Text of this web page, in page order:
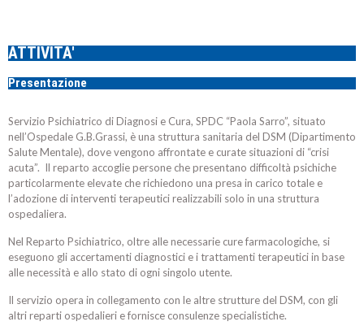
ATTIVITA'
Presentazione
Servizio Psichiatrico di Diagnosi e Cura, SPDC “Paola Sarro”, situato
nell’Ospedale G.B.Grassi, è una struttura sanitaria del DSM (Dipartimento
Salute Mentale), dove vengono affrontate e curate situazioni di “crisi
acuta”. Il reparto accoglie persone che presentano difficoltà psichiche
particolarmente elevate che richiedono una presa in carico totale e
l’adozione di interventi terapeutici realizzabili solo in una struttura
ospedaliera.
Nel Reparto Psichiatrico, oltre alle necessarie cure farmacologiche, si
eseguono gli accertamenti diagnostici e i trattamenti terapeutici in base
alle necessità e allo stato di ogni singolo utente.
Il servizio opera in collegamento con le altre strutture del DSM, con gli
altri reparti ospedalieri e fornisce consulenze specialistiche.